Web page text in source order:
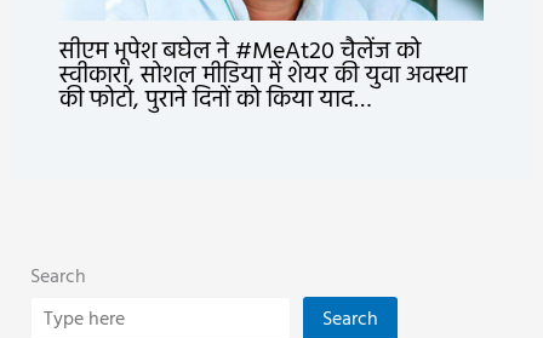
सीएम भूपेश बघेल ने #MeAt20 चैलेंज को
स्वीकारा, सोशल मीडिया में शेयर की युवा अवस्था
की फोटो, पुराने दिनों को किया याद…
Search
Search